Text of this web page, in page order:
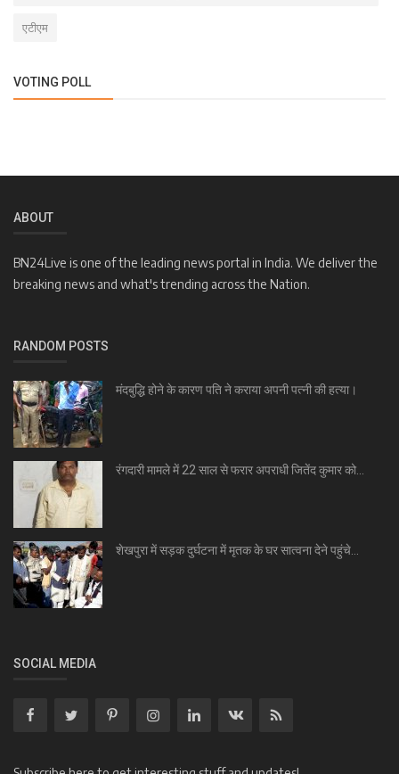
एटीएम
VOTING POLL
ABOUT
BN24Live is one of the leading news portal in India. We deliver the
breaking news and what's trending across the Nation.
RANDOM POSTS
मंदबुद्धि होने के कारण पति ने कराया अपनी पत्नी की हत्या।
रंगदारी मामले में 22 साल से फरार अपराधी जितेंद कुमार को...
शेखपुरा में सड़क दुर्घटना में मृतक के घर सात्वना देने पहुंचे...
SOCIAL MEDIA